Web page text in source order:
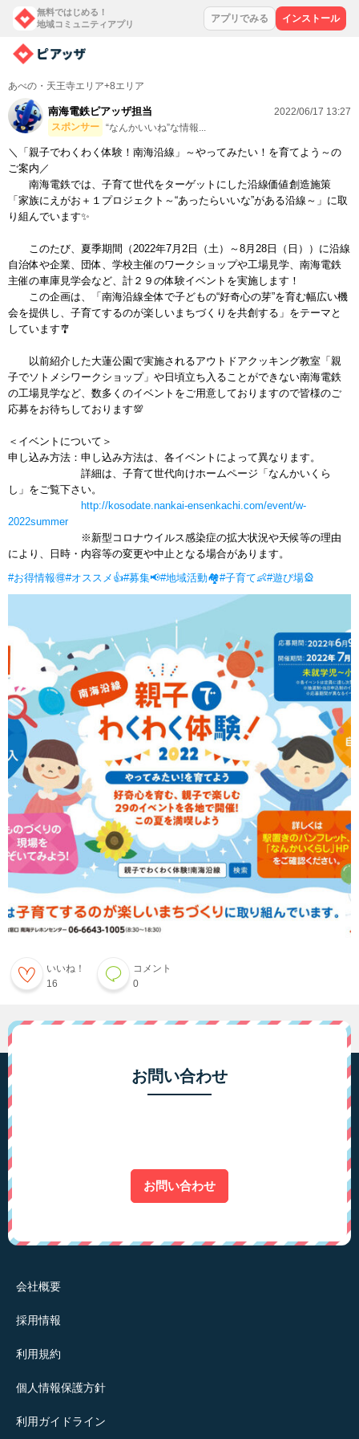
無料ではじめる！
地域コミュニティアプリ
アプリでみる インストール
あべの・天王寺エリア+8エリア
南海電鉄ピアッザ担当
スポンサー “なんかいいね”な情報...
2022/06/17 13:27
＼「親子でわくわく体験！南海沿線」～やってみたい！を育てよう～の
ご案内／
南海電鉄では、子育て世代をターゲットにした沿線価値創造施策
「家族にえがお＋１プロジェクト～“あったらいいな”がある沿線～」に取
り組んでいます✨
このたび、夏季期間（2022年7月2日（土）～8月28日（日））に沿線
自治体や企業、団体、学校主催のワークショップや工場見学、南海電鉄
主催の車庫見学会など、計２９の体験イベントを実施します！
この企画は、「南海沿線全体で子どもの“好奇心の芽”を育む幅広い機
会を提供し、子育てするのが楽しいまちづくりを共創する」をテーマと
しています🎐
以前紹介した大蓮公園で実施されるアウトドアクッキング教室「親
子でソトメシワークショップ」や日頃立ち入ることができない南海電鉄
の工場見学など、数多くのイベントをご用意しておりますので皆様のご
応募をお待ちしております💯
＜イベントについて＞
申し込み方法：申し込み方法は、各イベントによって異なります。
詳細は、子育て世代向けホームページ「なんかいくら
し」をご覧下さい。
http://kosodate.nankai-ensenkachi.com/event/w-
2022summer
※新型コロナウイルス感染症の拡大状況や天候等の理由
により、日時・内容等の変更や中止となる場合があります。
#お得情報🉐#オススメ👍#募集📢#地域活動🏘#子育て👶#遊び場🎡
いいね！
16
コメント
0
お問い合わせ
お問い合わせ
会社概要
採用情報
利用規約
個人情報保護方針
利用ガイドライン